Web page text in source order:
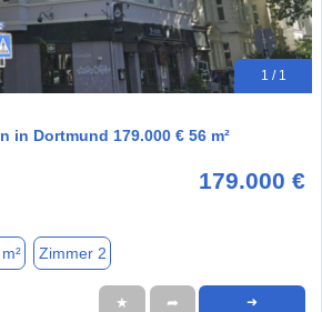
1 / 1
in Dortmund 179.000 € 56 m²
179.000 €
Zimmer 2
★ ➦ ➜